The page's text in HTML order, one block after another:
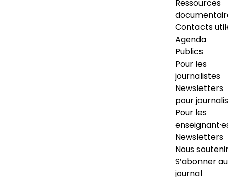
Ressources
Contacts
Agenda
Publics
Pour les
journalistes
Newsletters
pour
Pour les
Newsletters
Nous
S’abonner au
journal